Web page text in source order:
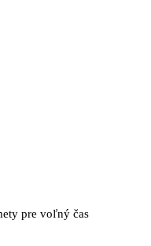
pre voľný čas